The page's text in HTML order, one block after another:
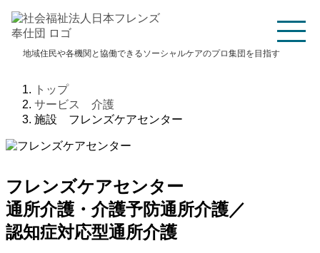
法人概要
法人本部
フレンズホーム
デイ・ホーム上馬
デイ・ホーム中丸
上馬あんしんすこやか
センター
下馬あんしんすこやか
地域住民や各機関と協働できるソーシャルケアのプロ集団を目指す
トップ
サービス 介護
施設 フレンズケアセンター
フレンズケアセンター
通所介護・介護予防通所介護／
認知症対応型通所介護